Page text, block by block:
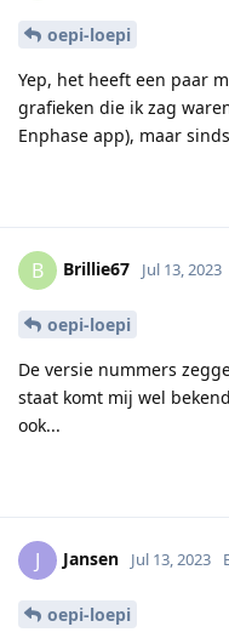
oepi-loepi
Yep, het heeft een paar
grafieken die ik zag
Enphase app), maar
B Brillie67 Jul 13, 2023
oepi-loepi
De versie nummers
staat komt mij wel
ook...
J Jansen Jul 13, 2023
oepi-loepi